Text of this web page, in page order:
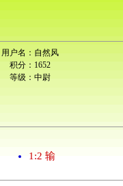
用户名： 自然风
积分： 1652
等级： 中尉
1:2 输